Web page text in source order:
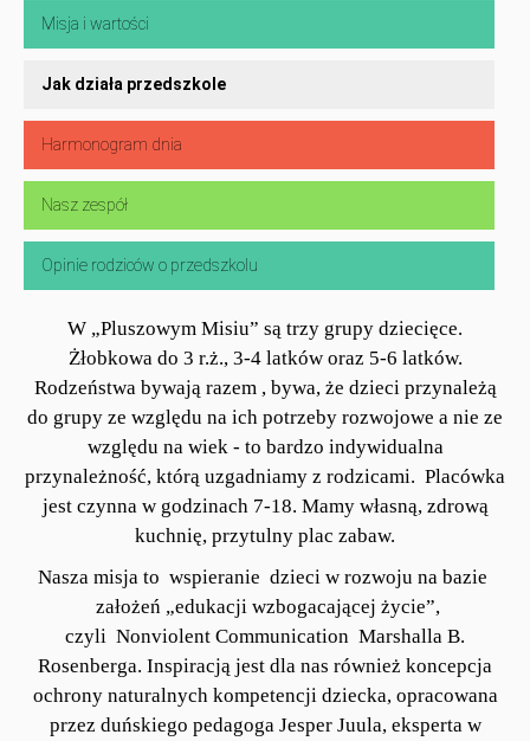
Misja i wartości
Jak działa przedszkole
Harmonogram dnia
Nasz zespół
Opinie rodziców o przedszkolu
W „Pluszowym Misiu” są trzy grupy dziecięce.
Żłobkowa do 3 r.ż., 3-4 latków oraz 5-6 latków.
Rodzeństwa bywają razem , bywa, że dzieci przynależą
do grupy ze względu na ich potrzeby rozwojowe a nie ze
względu na wiek - to bardzo indywidualna
przynależność, którą uzgadniamy z rodzicami. Placówka
jest czynna w godzinach 7-18. Mamy własną, zdrową
kuchnię, przytulny plac zabaw.
Nasza misja to wspieranie dzieci w rozwoju na bazie
założeń „edukacji wzbogacającej życie”,
czyli Nonviolent Communication Marshalla B.
Rosenberga. Inspiracją jest dla nas również koncepcja
ochrony naturalnych kompetencji dziecka, opracowana
przez duńskiego pedagoga Jesper Juula, eksperta w